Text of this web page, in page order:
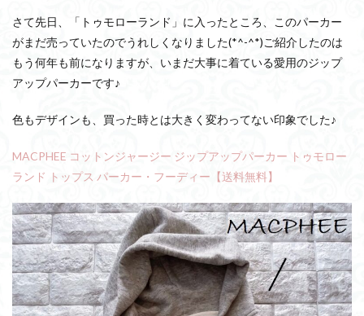
さて先日、「トゥモローランド」に入ったところ、このパーカー
がまだ売っていたのでうれしくなりました(*^-^*)ご紹介したのは
もう何年も前になりますが、いまだ大事に着ている愛用のジップ
アップパーカーです♪
色もデザインも、買った時とは大きく変わってない印象でした♪
MACPHEE コットンジャージー ジップアップパーカー トゥモロー
ランド トップス パーカー・フーディー【送料無料】